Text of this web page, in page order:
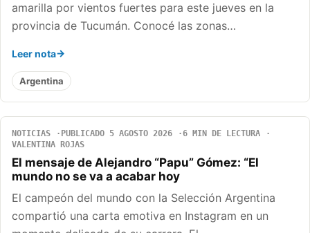
amarilla por vientos fuertes para este jueves en la
provincia de Tucumán. Conocé las zonas…
Leer nota
Argentina
NOTICIAS PUBLICADO 5 AGOSTO 2026
6 MIN DE LECTURA
VALENTINA ROJAS
El mensaje de Alejandro “Papu” Gómez: “El
mundo no se va a acabar hoy
El campeón del mundo con la Selección Argentina
compartió una carta emotiva en Instagram en un